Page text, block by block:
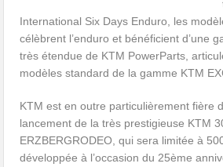
International Six Days Enduro, les
célèbrent l’enduro et bénéficient d’une
très étendue de KTM PowerParts,
modèles standard de la gamme KTM
KTM est en outre particulièrement fière
lancement de la très prestigieuse KTM
ERZBERGRODEO, qui sera limitée à
développée à l’occasion du 25ème